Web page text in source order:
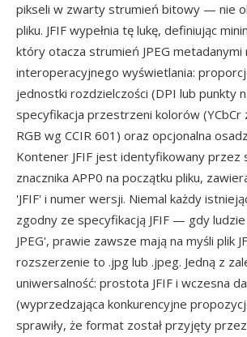
pikseli w zwarty strumień bitowy — nie
pliku. JFIF wypełnia tę lukę, definiując
który otacza strumień JPEG metadanymi
interoperacyjnego wyświetlania:
jednostki rozdzielczości (DPI lub punkty
specyfikacja przestrzeni kolorów (YCbCr
RGB wg CCIR 601) oraz opcjonalna
Kontener JFIF jest identyfikowany przez
znacznika APP0 na początku pliku,
'JFIF' i numer wersji. Niemal każdy
zgodny ze specyfikacją JFIF — gdy
JPEG', prawie zawsze mają na myśli plik
rozszerzenie to .jpg lub .jpeg. Jedną z
uniwersalność: prostota JFIF i wczesna
(wyprzedzająca konkurencyjne
sprawiły, że format został przyjęty